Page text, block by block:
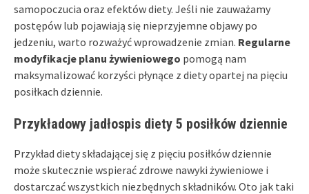
samopoczucia oraz efektów diety. Jeśli nie zauważamy
postępów lub pojawiają się nieprzyjemne objawy po
jedzeniu, warto rozważyć wprowadzenie zmian. Regularne
modyfikacje planu żywieniowego pomogą nam
maksymalizować korzyści płynące z diety opartej na pięciu
posiłkach dziennie.
Przykładowy jadłospis diety 5 posiłków dziennie
Przykład diety składającej się z pięciu posiłków dziennie
może skutecznie wspierać zdrowe nawyki żywieniowe i
dostarczać wszystkich niezbędnych składników. Oto jak taki